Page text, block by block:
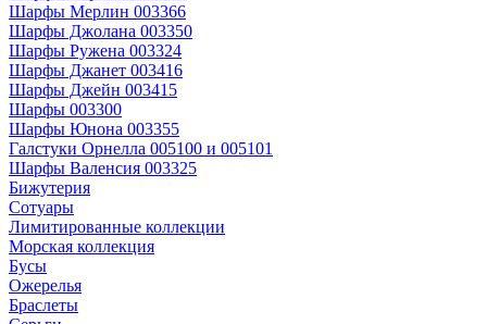
Шарфы Мерлин 003366
Шарфы Джолана 003350
Шарфы Ружена 003324
Шарфы Джанет 003416
Шарфы Джейн 003415
Шарфы 003300
Шарфы Юнона 003355
Галстуки Орнелла 005100 и 005101
Шарфы Валенсия 003325
Бижутерия
Сотуары
Лимитированные коллекции
Морская коллекция
Бусы
Ожерелья
Браслеты